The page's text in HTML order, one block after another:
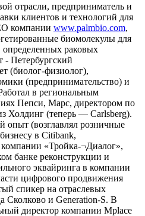
отрасли, предприниматель и
клиентов и технологий для
компании www.palmbio.com,
биомолекулы для
раковых
- Петербургский
(биолог-физиолог),
(предпринимательство) и
в региональным
Пепси, Марс, директором по
Холдинг (теперь — Carlsberg).
(возглавлял розничные
в Citibank,
«Тройка-¬Диалог»,
банке реконструкции и
эквайринга в компании
цифрового продвижения
спикер на отраслевых
Сколково и Generation-S. В
директор компании Mplace